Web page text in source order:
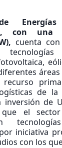
Energías
con
cuenta
tecnologías
de la
de
el
iniciativa
con los